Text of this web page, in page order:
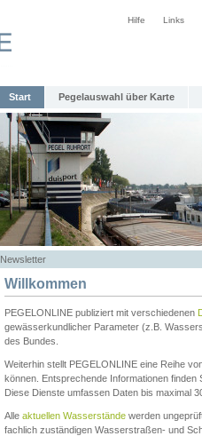
Hilfe Links
Start Pegelauswahl über Karte
Newsletter
Willkommen
PEGELONLINE publiziert mit verschiedenen
gewässerkundlicher Parameter (z.B.
des Bundes.
Weiterhin stellt PEGELONLINE eine Reihe
können. Entsprechende Informationen finden
Diese Dienste umfassen Daten bis maximal
Alle aktuellen Wasserstände werden
fachlich zuständigen Wasserstraßen- und